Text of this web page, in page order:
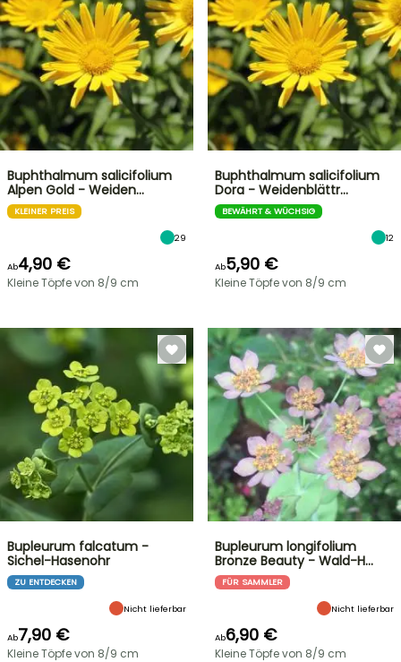
Buphthalmum salicifolium
Alpen Gold - Weiden…
KLEINER PREIS
29
Ab4,90 €
Kleine Töpfe von 8/9 cm
Buphthalmum salicifolium
Dora - Weidenblättr…
BEWÄHRT & WÜCHSIG
12
Ab5,90 €
Kleine Töpfe von 8/9 cm
Bupleurum falcatum -
Sichel-Hasenohr
ZU ENTDECKEN
Nicht lieferbar
Ab7,90 €
Kleine Töpfe von 8/9 cm
Bupleurum longifolium
Bronze Beauty - Wald-H…
FÜR SAMMLER
Nicht lieferbar
Ab6,90 €
Kleine Töpfe von 8/9 cm